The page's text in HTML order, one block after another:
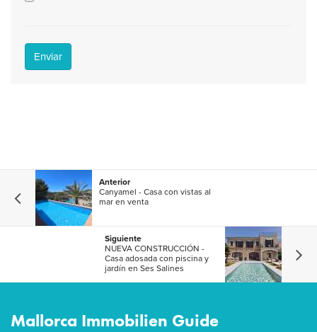
Enviar
Anterior
Canyamel - Casa con vistas al
mar en venta
Siguiente
NUEVA CONSTRUCCIÓN -
Casa adosada con piscina y
jardín en Ses Salines
Mallorca Immobilien Guide